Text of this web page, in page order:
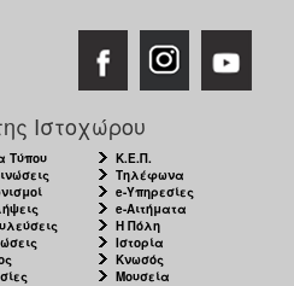
Ιστοχώρου
Τύπου
Κ.Ε.Π.
Τηλέφωνα
e-Υπηρεσίες
e-Αιτήματα
Η Πόλη
Ιστορία
Κνωσός
Μουσεία